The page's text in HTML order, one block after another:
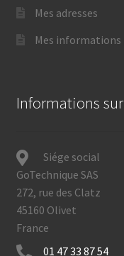
Mes adresses
Mes
Informations
Siége social
GoTechnique SAS
272, rue des Clatz
45160 Olivet
France
01 47 33 87 54